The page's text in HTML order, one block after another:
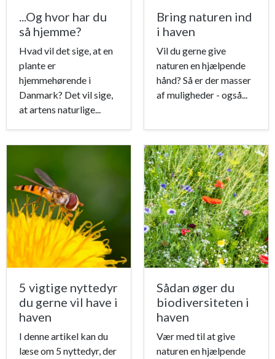
...Og hvor har du
så hjemme?
Hvad vil det sige, at en
plante er
hjemmehørende i
Danmark? Det vil sige,
at artens naturlige...
Bring naturen ind
i haven
Vil du gerne give
naturen en hjælpende
hånd? Så er der masser
af muligheder - også...
5 vigtige nyttedyr
du gerne vil have i
haven
I denne artikel kan du
læse om 5 nyttedyr, der
Sådan øger du
biodiversiteten i
haven
Vær med til at give
naturen en hjælpende